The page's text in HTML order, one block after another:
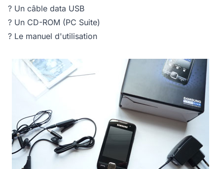
? Un câble data USB
? Un CD-ROM (PC Suite)
? Le manuel d'utilisation